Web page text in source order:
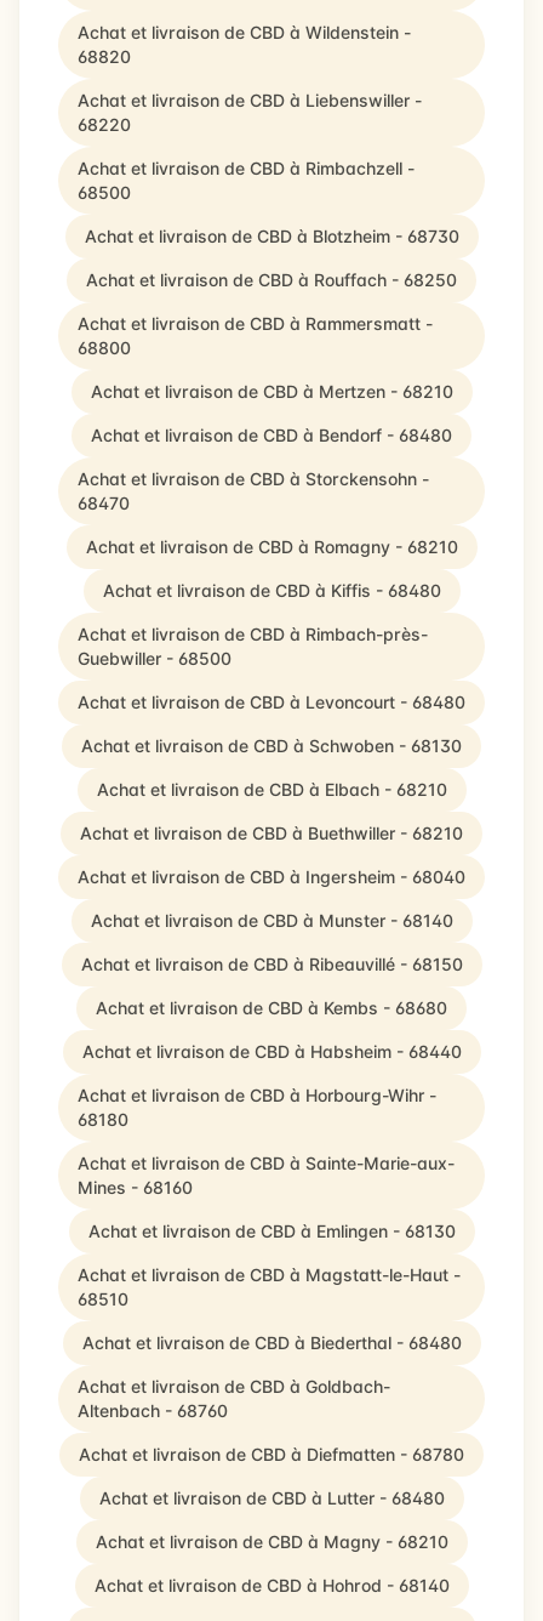
Achat et livraison de CBD à Wildenstein -
68820
Achat et livraison de CBD à Liebenswiller -
68220
Achat et livraison de CBD à Rimbachzell -
68500
Achat et livraison de CBD à Blotzheim - 68730
Achat et livraison de CBD à Rouffach - 68250
Achat et livraison de CBD à Rammersmatt -
68800
Achat et livraison de CBD à Mertzen - 68210
Achat et livraison de CBD à Bendorf - 68480
Achat et livraison de CBD à Storckensohn -
68470
Achat et livraison de CBD à Romagny - 68210
Achat et livraison de CBD à Kiffis - 68480
Achat et livraison de CBD à Rimbach-près-
Guebwiller - 68500
Achat et livraison de CBD à Levoncourt - 68480
Achat et livraison de CBD à Schwoben - 68130
Achat et livraison de CBD à Elbach - 68210
Achat et livraison de CBD à Buethwiller - 68210
Achat et livraison de CBD à Ingersheim - 68040
Achat et livraison de CBD à Munster - 68140
Achat et livraison de CBD à Ribeauvillé - 68150
Achat et livraison de CBD à Kembs - 68680
Achat et livraison de CBD à Habsheim - 68440
Achat et livraison de CBD à Horbourg-Wihr -
68180
Achat et livraison de CBD à Sainte-Marie-aux-
Mines - 68160
Achat et livraison de CBD à Emlingen - 68130
Achat et livraison de CBD à Magstatt-le-Haut -
68510
Achat et livraison de CBD à Biederthal - 68480
Achat et livraison de CBD à Goldbach-
Altenbach - 68760
Achat et livraison de CBD à Diefmatten - 68780
Achat et livraison de CBD à Lutter - 68480
Achat et livraison de CBD à Magny - 68210
Achat et livraison de CBD à Hohrod - 68140